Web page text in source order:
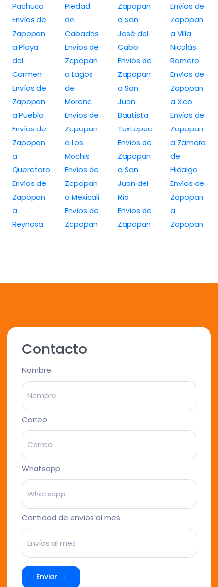
Pachuca
Envíos de
Zapopan
a Playa
del
Carmen
Envíos de
Zapopan
a Puebla
Envíos de
Zapopan
a
Queretaro
Envíos de
Zapopan
a
Reynosa
Piedad
de
Cabadas
Envíos de
Zapopan
a Lagos
de
Moreno
Envíos de
Zapopan
a Los
Mochis
Envíos de
Zapopan
a Mexicali
Envíos de
Zapopan
Zapopan
a San
José del
Cabo
Envíos de
Zapopan
a San
Juan
Bautista
Tuxtepec
Envíos de
Zapopan
a San
Juan del
Río
Envíos de
Zapopan
Envíos de
Zapopan
a Villa
Nicolás
Romero
Envíos de
Zapopan
a Xico
Envíos de
Zapopan
a Zamora
de
Hidalgo
Envíos de
Zapopan
a
Zapopan
Contacto
Nombre
Correo
Whatsapp
Cantidad de envíos al mes
Enviar →